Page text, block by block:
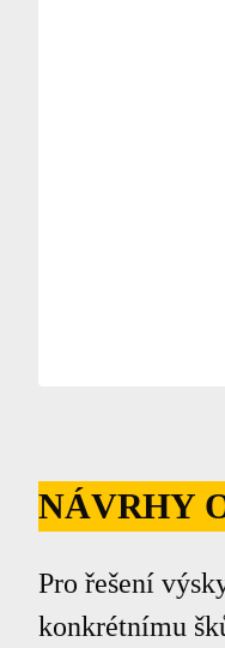
NÁVRHY
Pro řešení
konkrétnímu